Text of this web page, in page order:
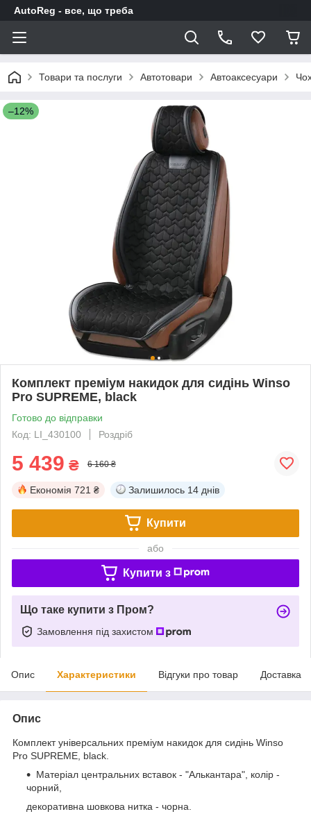
AutoReg - все, що треба
Товари та послуги Автотовари Автоаксесуари
–12%
Комплект преміум накидок для сидінь Winso
Pro SUPREME, black
Готово до відправки
Код: LI_430100
Роздріб
5 439 ₴ 6 160 ₴
Економія 721 ₴ Залишилось 14 днів
Купити
або
Купити з
Що таке купити з Пром?
Замовлення під захистом
Опис Характеристики Відгуки про товар Доставка
Опис
Комплект універсальних преміум накидок для сидінь Winso
Pro SUPREME, black.
Матеріал центральних вставок - "Алькантара", колір -
чорний,
декоративна шовкова нитка - чорна.